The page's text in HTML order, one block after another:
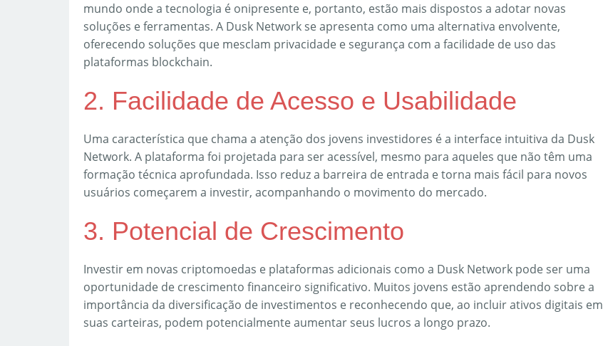
mundo onde a tecnologia é onipresente e, portanto, estão mais dispostos a adotar novas
soluções e ferramentas. A Dusk Network se apresenta como uma alternativa envolvente,
oferecendo soluções que mesclam privacidade e segurança com a facilidade de uso das
plataformas blockchain.
2. Facilidade de Acesso e Usabilidade
Uma característica que chama a atenção dos jovens investidores é a interface intuitiva da Dusk
Network. A plataforma foi projetada para ser acessível, mesmo para aqueles que não têm uma
formação técnica aprofundada. Isso reduz a barreira de entrada e torna mais fácil para novos
usuários começarem a investir, acompanhando o movimento do mercado.
3. Potencial de Crescimento
Investir em novas criptomoedas e plataformas adicionais como a Dusk Network pode ser uma
oportunidade de crescimento financeiro significativo. Muitos jovens estão aprendendo sobre a
importância da diversificação de investimentos e reconhecendo que, ao incluir ativos digitais em
suas carteiras, podem potencialmente aumentar seus lucros a longo prazo.